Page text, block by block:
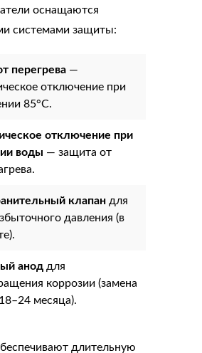
оснащаются
системами защиты:
перегрева —
отключение при
85°C.
отключение при
воды — защита от
клапан для
давления (в
анод для
коррозии (замена
месяца).
длительную